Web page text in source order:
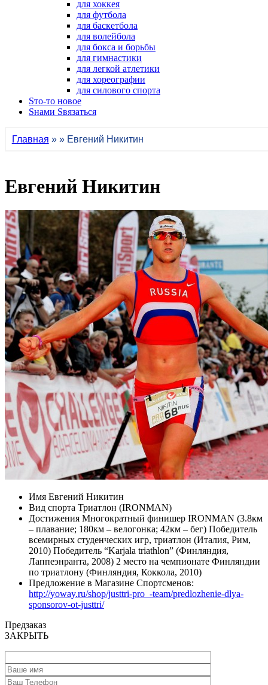
для хоккея
для футбола
для баскетбола
для волейбола
для бокса и борьбы
для гимнастики
для легкой атлетики
для хореографии
для силового спорта
Sто-то новое
Sнами Sвязаться
Главная » » Евгений Никитин
Евгений Никитин
Имя Евгений Никитин
Вид спорта Триатлон (IRONMAN)
Достижения Многократный финишер IRONMAN (3.8км
– плавание; 180км – велогонка; 42км – бег) Победитель
всемирных студенческих игр, триатлон (Италия, Рим,
2010) Победитель “Karjala triathlon” (Финляндия,
Лаппеэнранта, 2008) 2 место на чемпионате Финляндии
по триатлону (Финляндия, Коккола, 2010)
Предложение в Магазине Спортсменов:
http://yoway.ru/shop/justtri-pro_-team/predlozhenie-dlya-
sponsorov-ot-justtri/
Предзаказ
ЗАКРЫТЬ